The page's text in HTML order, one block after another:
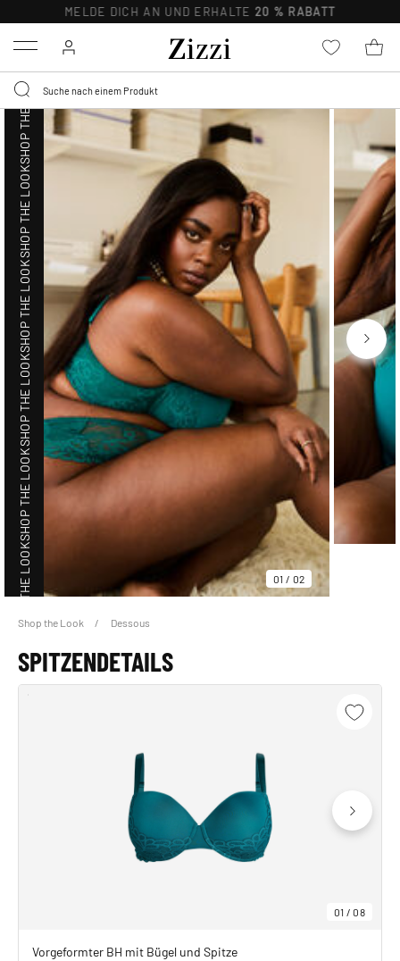
MELDE DICH AN UND ERHALTE 20 % RABATT
Menu
01 / 02
SHOP THE LOOK
SHOP THE LOOK
SHOP THE LOOK
SHOP THE LOOK
SHOP THE LOOK
SHOP THE LOOK
SHOP THE LOOK
SHOP THE LOOK
Shop the Look Dessous
SPITZENDETAILS
01 /08
Vorgeformter BH mit Bügel und Spitze